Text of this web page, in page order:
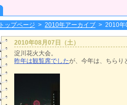
トップページ > 2010年アーカイブ > 2010年
2010年08月07日（土）
淀川花火大会。
昨年は観覧席でしたが、今年は、ちらり